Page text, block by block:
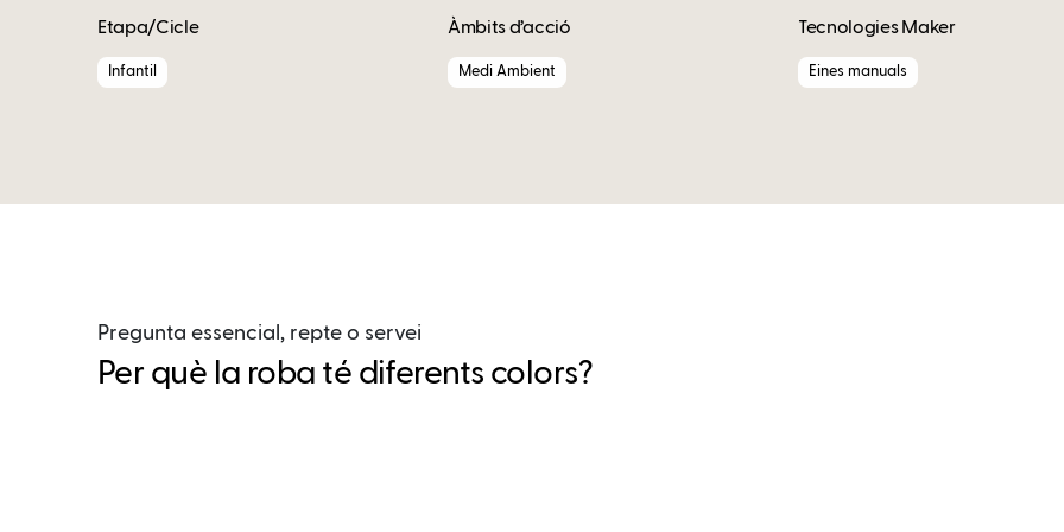
Etapa/Cicle
Infantil
Àmbits d’acció
Medi Ambient
Tecnologies Maker
Eines manuals
Pregunta essencial, repte o servei
Per què la roba té diferents colors?